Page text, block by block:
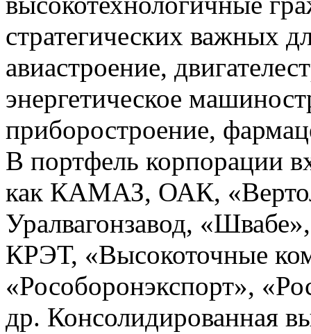
стратегических важных
авиастроение,
энергетическое
приборостроение,
В портфель корпорации
как КАМАЗ, ОАК,
Уралвагонзавод,
КРЭТ, «Высокоточные
«Рособоронэкспорт»,
др. Консолидированная